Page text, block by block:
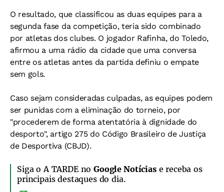
O resultado, que classificou as duas equipes para a
segunda fase da competição, teria sido combinado
por atletas dos clubes. O jogador Rafinha, do Toledo,
afirmou a uma rádio da cidade que uma conversa
entre os atletas antes da partida definiu o empate
sem gols.
Caso sejam consideradas culpadas, as equipes podem
ser punidas com a eliminação do torneio, por
"procederem de forma atentatória à dignidade do
desporto", artigo 275 do Código Brasileiro de Justiça
de Desportiva (CBJD).
Siga o A TARDE noGoogle Notíciase receba os
principais destaques do dia.